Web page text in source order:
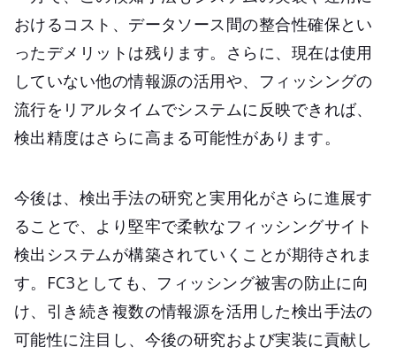
おけるコスト、データソース間の整合性確保とい
ったデメリットは残ります。さらに、現在は使用
していない他の情報源の活用や、フィッシングの
流行をリアルタイムでシステムに反映できれば、
検出精度はさらに高まる可能性があります。
今後は、検出手法の研究と実用化がさらに進展す
ることで、より堅牢で柔軟なフィッシングサイト
検出システムが構築されていくことが期待されま
す。FC3としても、フィッシング被害の防止に向
け、引き続き複数の情報源を活用した検出手法の
可能性に注目し、今後の研究および実装に貢献し